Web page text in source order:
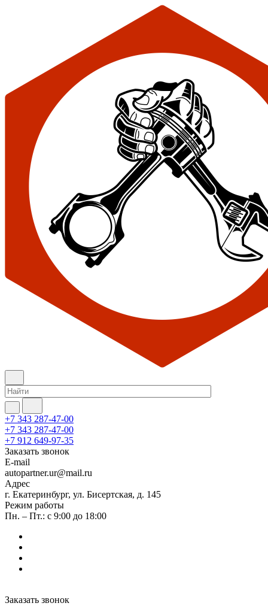
+7 343 287-47-00
+7 343 287-47-00
+7 912 649-97-35
Заказать звонок
E-mail
autopartner.ur@mail.ru
Адрес
г. Екатеринбург, ул. Бисертская, д. 145
Режим работы
Пн. – Пт.: с 9:00 до 18:00
Заказать звонок